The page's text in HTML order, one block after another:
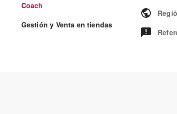
Coach
Gestión y Venta en tiendas